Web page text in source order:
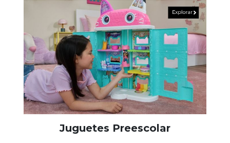
Juguetes Preescolar